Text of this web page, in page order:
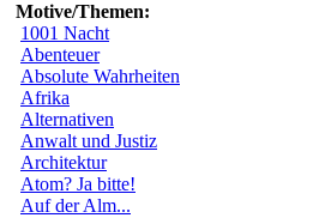
Motive/Themen:
1001 Nacht
Abenteuer
Absolute Wahrheiten
Afrika
Alternativen
Anwalt und Justiz
Architektur
Atom? Ja bitte!
Auf der Alm...